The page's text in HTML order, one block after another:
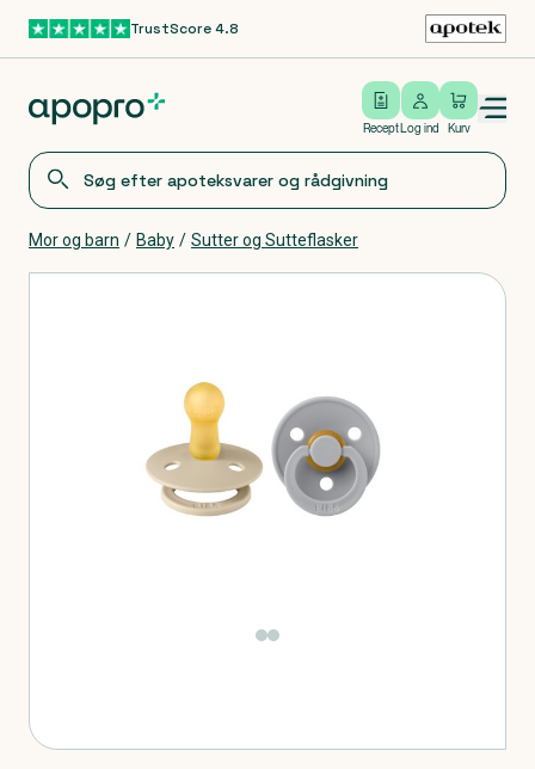
Gå til hovedindholdTrustScore 4.8
Recept
Log ind
Log ind Kurv
Open/close menu
Mor og barn / Baby / Sutter og Sutteflasker